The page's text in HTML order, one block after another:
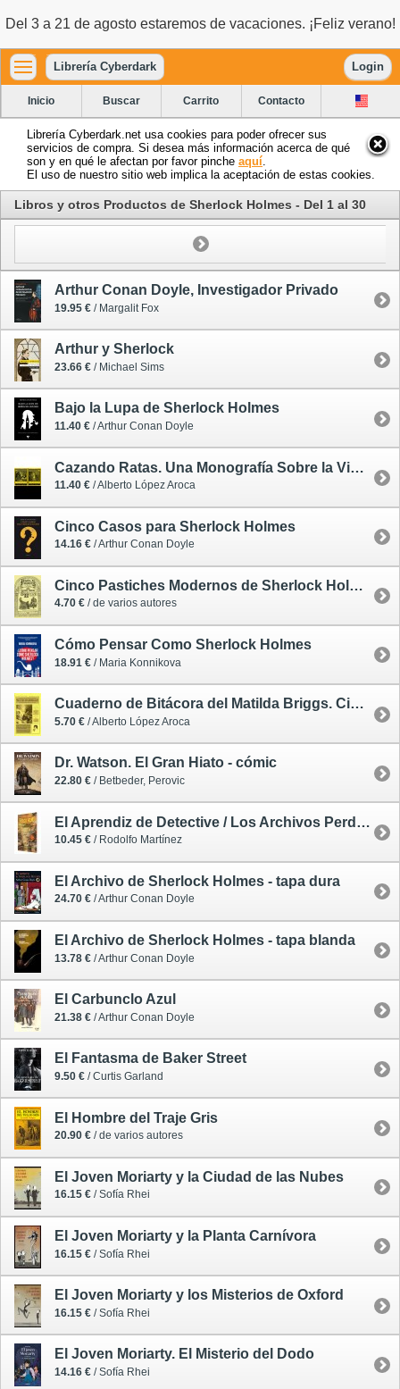
Del 3 a 21 de agosto estaremos de vacaciones. ¡Feliz verano!
Librería Cyberdark Login
Inicio Buscar Carrito Contacto
Librería Cyberdark.net usa cookies para poder ofrecer sus
servicios de compra. Si desea más información acerca de qué
son y en qué le afectan por favor pinche aquí
El uso de nuestro sitio web implica la aceptación de estas cookies.
Libros y otros Productos de Sherlock Holmes - Del 1 al 30
Arthur Conan Doyle, Investigador Privado
19.95 € / Margalit Fox
Arthur y Sherlock
23.66 € / Michael Sims
Bajo la Lupa de Sherlock Holmes
11.40 € / Arthur Conan Doyle
Cazando Ratas. Una Monografía Sobre la Vida Pública de la Rata Gigante de Sumatra (2 Volúmenes)
11.40 € / Alberto López Aroca
Cinco Casos para Sherlock Holmes
14.16 € / Arthur Conan Doyle
Cinco Pastiches Modernos de Sherlock Holmes
4.70 € / de varios autores
Cómo Pensar Como Sherlock Holmes
18.91 € / Maria Konnikova
Cuaderno de Bitácora del Matilda Briggs. Cinco Ensayos Sherlockianos y una Carta
5.70 € / Alberto López Aroca
Dr. Watson. El Gran Hiato - cómic
22.80 € / Betbeder, Perovic
El Aprendiz de Detective / Los Archivos Perdidos de Sherlock Holmes 1
10.45 € / Rodolfo Martínez
El Archivo de Sherlock Holmes - tapa dura
24.70 € / Arthur Conan Doyle
El Archivo de Sherlock Holmes - tapa blanda
13.78 € / Arthur Conan Doyle
El Carbunclo Azul
21.38 € / Arthur Conan Doyle
El Fantasma de Baker Street
9.50 € / Curtis Garland
El Hombre del Traje Gris
20.90 € / de varios autores
El Joven Moriarty y la Ciudad de las Nubes
16.15 € / Sofía Rhei
El Joven Moriarty y la Planta Carnívora
16.15 € / Sofía Rhei
El Joven Moriarty y los Misterios de Oxford
16.15 € / Sofía Rhei
El Joven Moriarty. El Misterio del Dodo
14.16 € / Sofía Rhei